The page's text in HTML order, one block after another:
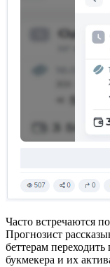
Часто встречаются
Прогнозист
беттерам
букмекера и их